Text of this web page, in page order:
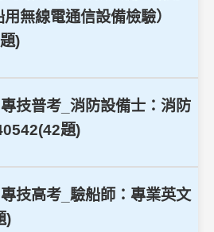
無線電通信設備檢驗）
)
技普考_消防設備士：消防
題)
技高考_驗船師：專業英文
)